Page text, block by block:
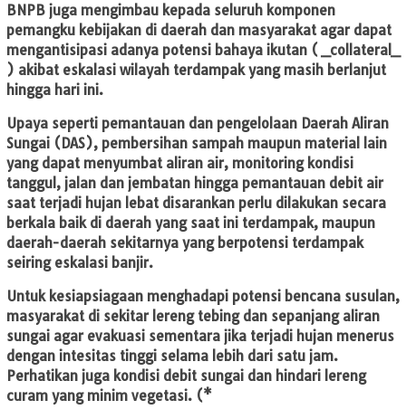
BNPB juga mengimbau kepada seluruh komponen
pemangku kebijakan di daerah dan masyarakat agar dapat
mengantisipasi adanya potensi bahaya ikutan ( _collateral_
) akibat eskalasi wilayah terdampak yang masih berlanjut
hingga hari ini.
Upaya seperti pemantauan dan pengelolaan Daerah Aliran
Sungai (DAS), pembersihan sampah maupun material lain
yang dapat menyumbat aliran air, monitoring kondisi
tanggul, jalan dan jembatan hingga pemantauan debit air
saat terjadi hujan lebat disarankan perlu dilakukan secara
berkala baik di daerah yang saat ini terdampak, maupun
daerah-daerah sekitarnya yang berpotensi terdampak
seiring eskalasi banjir.
Untuk kesiapsiagaan menghadapi potensi bencana susulan,
masyarakat di sekitar lereng tebing dan sepanjang aliran
sungai agar evakuasi sementara jika terjadi hujan menerus
dengan intesitas tinggi selama lebih dari satu jam.
Perhatikan juga kondisi debit sungai dan hindari lereng
curam yang minim vegetasi. (*